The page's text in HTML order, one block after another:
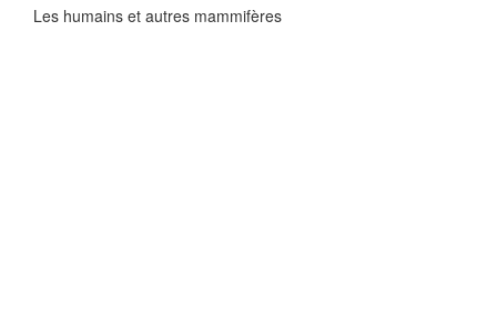
Les humains et autres mammifères